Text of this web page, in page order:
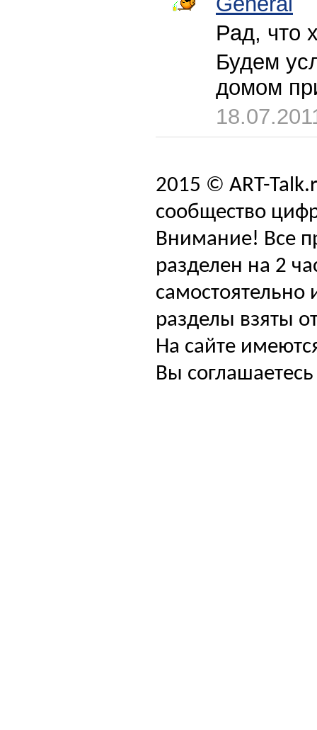
Рад, что
Будем
домом
2015 © ART-
сообщество
Внимание! Все
разделен на 2
самостоятельно
разделы взяты
На сайте
Вы